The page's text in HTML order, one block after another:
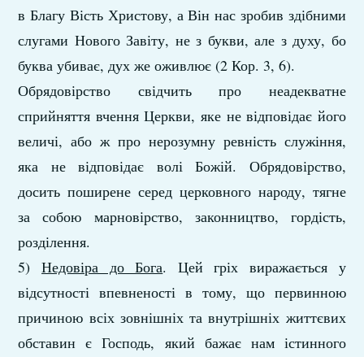
в Благу Вість Христову, а Він нас зробив здібними
слугами Нового Завіту, не з букви, але з духу, бо
буква убиває, дух же оживлює (2 Кор. 3, 6).
Обрядовірство свідчить про неадекватне
сприйняття вчення Церкви, яке не відповідає його
величі, або ж про нерозумну ревність служіння,
яка не відповідає волі Божій. Обрядовірство,
досить поширене серед церковного народу, тягне
за собою марновірство, законництво, гордість,
розділення.
5)Недовіра до Бога. Цей гріх виражається у
відсутності впевненості в тому, що первинною
причиною всіх зовнішніх та внутрішніх життєвих
обставин є Господь, який бажає нам істинного